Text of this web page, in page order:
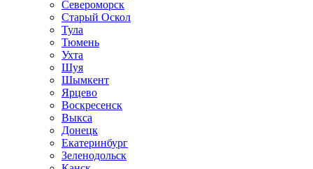
Североморск
Старый Оскол
Тула
Тюмень
Ухта
Шуя
Шымкент
Ярцево
Воскресенск
Выкса
Донецк
Екатеринбург
Зеленодольск